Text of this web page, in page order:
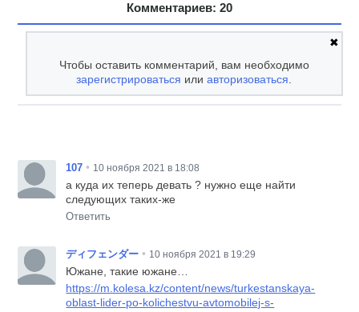
Комментариев: 20
✖
Чтобы оставить комментарий, вам необходимо
зарегистрироваться илиавторизоваться
107 • 10 ноября 2021 в 18:08
а куда их теперь девать ? нужно еще найти
следующих таких-же
Ответить
ディフェンダー • 10 ноября 2021 в 19:29
Южане, такие южане…
https://m.kolesa.kz/content/news/turkestanskaya-
oblast-lider-po-kolichestvu-avtomobilej-s-